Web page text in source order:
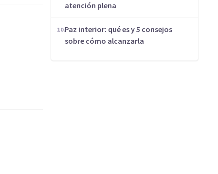
atención plena
Paz interior: qué es y 5 consejos
sobre cómo alcanzarla